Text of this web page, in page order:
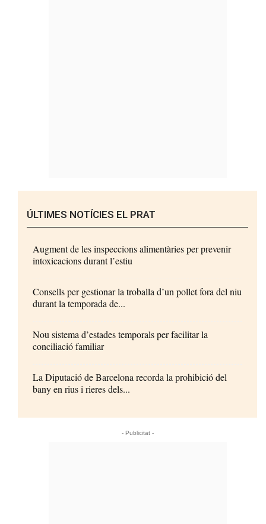
ÚLTIMES NOTÍCIES EL PRAT
Augment de les inspeccions alimentàries per prevenir
intoxicacions durant l’estiu
Consells per gestionar la troballa d’un pollet fora del niu
durant la temporada de...
Nou sistema d’estades temporals per facilitar la
conciliació familiar
La Diputació de Barcelona recorda la prohibició del
bany en rius i rieres dels...
- Publicitat -